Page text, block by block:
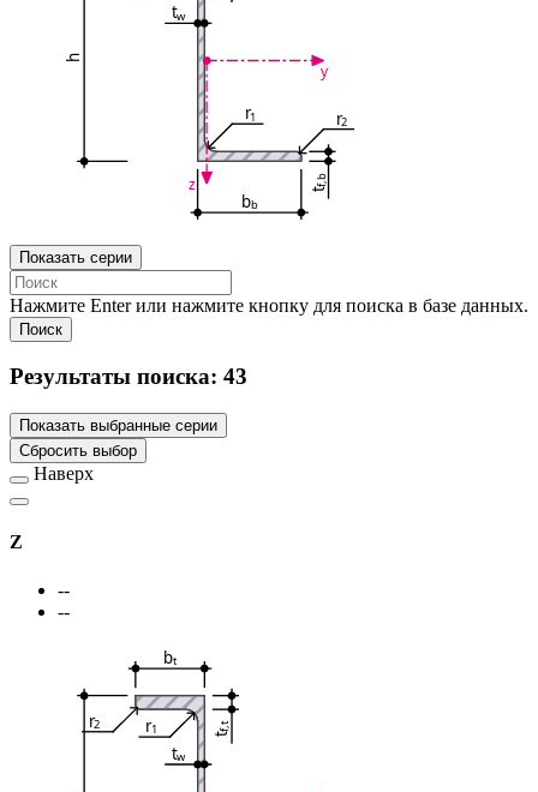
tw
bb
h
t
f,b
r1 r2
y
z
Показать серии
Нажмите Enter или нажмите кнопку для поиска в базе данных.
Поиск
Результаты поиска: 43
Показать выбранные серии
Сбросить выбор
Наверх
Z
--
--
bt
tw
t
f,t
r2 r1